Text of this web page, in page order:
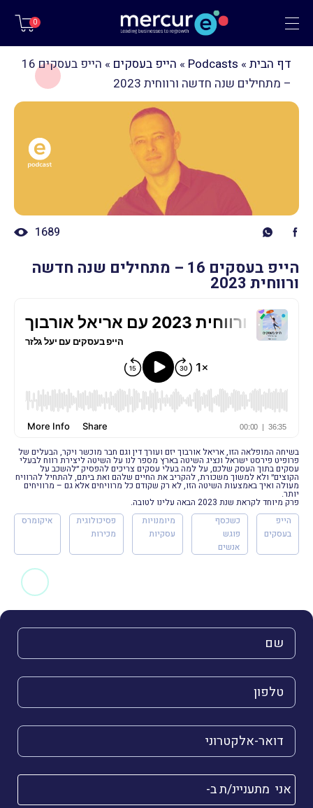
תפריט 0
דף הבית »
Podcasts
» הייפ בעסקים »
הייפ בעסקים 16
– מתחילים שנה חדשה ורווחית 2023
1689
הייפ בעסקים 16 – מתחילים שנה חדשה
ורווחית 2023
בשיחה המופלאה הזו, אריאל אורבוך יזם ועורך דין וגם חבר מוכשר ויקר, הבעלים של
פרופיט פירסט ישראל ונציג השיטה בארץ מספר לנו על השיטה ליצירת רווח לבעלי
עסקים בתוך העסק שלכם, על למה בעלי עסקים צריכים להפסיק ״להשכב על
הקוצים״ ולא למשוך משכורת, להקריב את החיים שלהם ואת ביתם, להתחיל להרוויח
מעולה ואיך באמצעות השיטה הזו, לא רק שקודם כל מרוויחים אלא גם – מרוויחים
יותר.
פרק מיוחד לקראת שנת 2023 הבאה עלינו לטובה.
הייפ
בעסקים
כשכסף
פוגש
אנשים
מיומנויות
עסקיות
פסיכולוגית
מכירות
איקומרס
השם שלך (חובה)
הטלפון שלך (חובה)
הדואר האלקטרוני שלך (חובה)
אני מתעניינ/ת ב-